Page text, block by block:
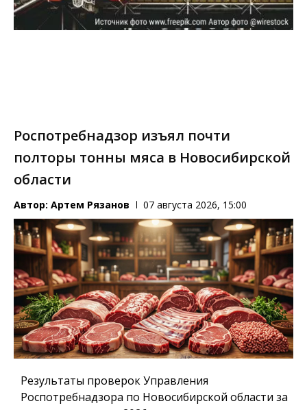
Роспотребнадзор изъял почти
полторы тонны мяса в Новосибирской
области
Автор: Артем Рязанов 07 августа 2026, 15:00
Результаты проверок Управления
Роспотребнадзора по Новосибирской области за